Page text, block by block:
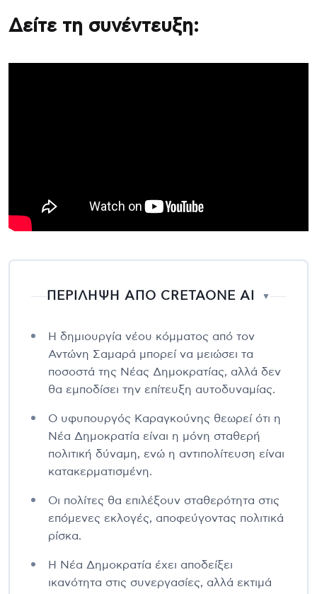
Δείτε τη συνέντευξη:
ΠΕΡΙΛΗΨΗ ΑΠΟ CRETAONE AI ▼
Η δημιουργία νέου κόμματος από τον
Αντώνη Σαμαρά μπορεί να μειώσει τα
ποσοστά της Νέας Δημοκρατίας, αλλά δεν
θα εμποδίσει την επίτευξη αυτοδυναμίας.
Ο υφυπουργός Καραγκούνης θεωρεί ότι η
Νέα Δημοκρατία είναι η μόνη σταθερή
πολιτική δύναμη, ενώ η αντιπολίτευση είναι
κατακερματισμένη.
Οι πολίτες θα επιλέξουν σταθερότητα στις
επόμενες εκλογές, αποφεύγοντας πολιτικά
ρίσκα.
Η Νέα Δημοκρατία έχει αποδείξει
ικανότητα στις συνεργασίες, αλλά εκτιμά